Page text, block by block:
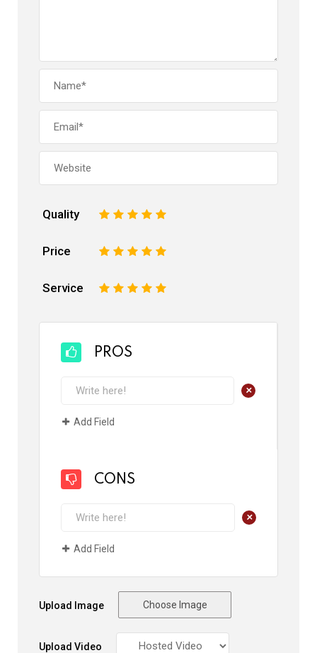
Quality 5
4
3
2
Price 5
4
3
2
Service 5
4
3
2
PROS
+
Add Field
CONS
+
Add Field
Upload Image Choose Image
Upload Video